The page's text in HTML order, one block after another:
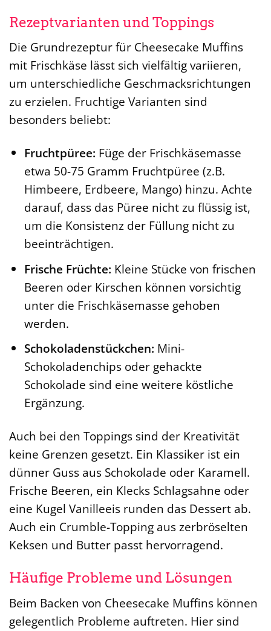
Rezeptvarianten und Toppings
Die Grundrezeptur für Cheesecake Muffins
mit Frischkäse lässt sich vielfältig variieren,
um unterschiedliche Geschmacksrichtungen
zu erzielen. Fruchtige Varianten sind
besonders beliebt:
Fruchtpüree: Füge der Frischkäsemasse
etwa 50-75 Gramm Fruchtpüree (z.B.
Himbeere, Erdbeere, Mango) hinzu. Achte
darauf, dass das Püree nicht zu flüssig ist,
um die Konsistenz der Füllung nicht zu
beeinträchtigen.
Frische Früchte: Kleine Stücke von frischen
Beeren oder Kirschen können vorsichtig
unter die Frischkäsemasse gehoben
werden.
Schokoladenstückchen: Mini-
Schokoladenchips oder gehackte
Schokolade sind eine weitere köstliche
Ergänzung.
Auch bei den Toppings sind der Kreativität
keine Grenzen gesetzt. Ein Klassiker ist ein
dünner Guss aus Schokolade oder Karamell.
Frische Beeren, ein Klecks Schlagsahne oder
eine Kugel Vanilleeis runden das Dessert ab.
Auch ein Crumble-Topping aus zerbröselten
Keksen und Butter passt hervorragend.
Häufige Probleme und Lösungen
Beim Backen von Cheesecake Muffins können
gelegentlich Probleme auftreten. Hier sind